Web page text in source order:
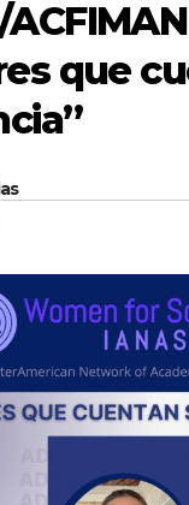
que